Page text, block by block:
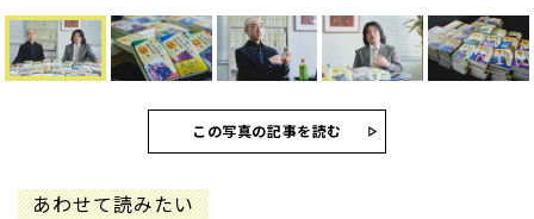
この写真の記事を読む
あわせて読みたい